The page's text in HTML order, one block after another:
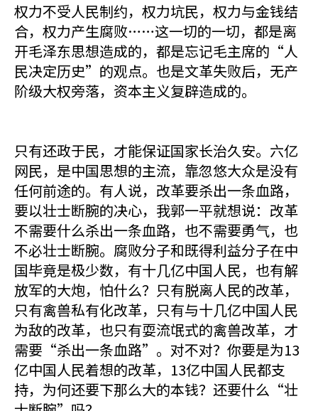
权力不受人民制约，权力坑民，权力与金钱结
合，权力产生腐败……这一切的一切，都是离
开毛泽东思想造成的，都是忘记毛主席的“人
民决定历史”的观点。也是文革失败后，无产
阶级大权旁落，资本主义复辟造成的。
只有还政于民，才能保证国家长治久安。六亿
网民，是中国思想的主流，靠忽悠大众是没有
任何前途的。有人说，改革要杀出一条血路，
要以壮士断腕的决心，我郭一平就想说：改革
不需要什么杀出一条血路，也不需要勇气，也
不必壮士断腕。腐败分子和既得利益分子在中
国毕竟是极少数，有十几亿中国人民，也有解
放军的大炮，怕什么？只有脱离人民的改革，
只有禽兽私有化改革，只有与十几亿中国人民
为敌的改革，也只有耍流氓式的禽兽改革，才
需要“杀出一条血路”。对不对？你要是为13
亿中国人民着想的改革，13亿中国人民都支
持，为何还要下那么大的本钱？还要什么“壮